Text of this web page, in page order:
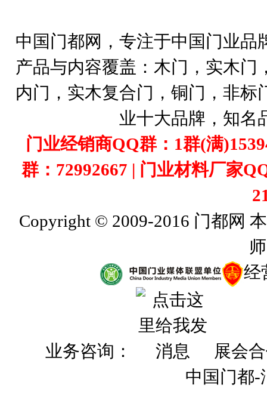
中国门都网，专注于中国门业
产品与内容覆盖：木门，实木
内门，实木复合门，铜门，非
业十大品牌，知名
门业经销商QQ群：1群(满
群：72992667 | 门业材料厂家
Copyright © 2009-2016 门都网
经
业务咨询：
展会
中国门都-